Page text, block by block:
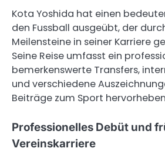
Kota Yoshida hat einen
den Fussball ausgeübt, der
Meilensteine in seiner Karriere
Seine Reise umfasst ein
bemerkenswerte Transfers,
und verschiedene
Beiträge zum Sport
Professionelles Debüt und
Vereinskarriere